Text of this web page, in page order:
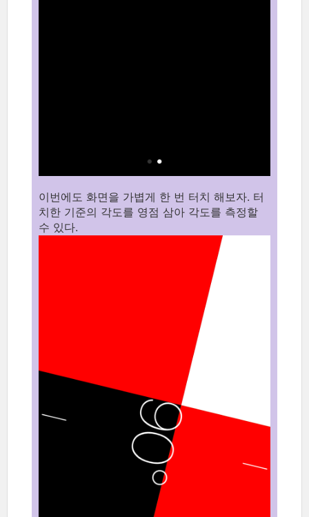
이번에도 화면을 가볍게 한 번 터치 해보자. 터
치한 기준의 각도를 영점 삼아 각도를 측정할
수 있다.